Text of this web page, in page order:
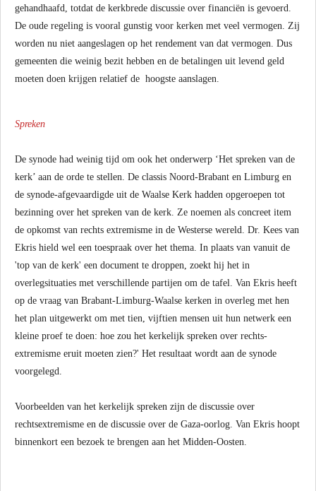
gehandhaafd, totdat de kerkbrede discussie over financiën is gevoerd.
De oude regeling is vooral gunstig voor kerken met veel vermogen. Zij
worden nu niet aangeslagen op het rendement van dat vermogen. Dus
gemeenten die weinig bezit hebben en de betalingen uit levend geld
moeten doen krijgen relatief de hoogste aanslagen.
Spreken
De synode had weinig tijd om ook het onderwerp ‘Het spreken van de
kerk’ aan de orde te stellen. De classis Noord-Brabant en Limburg en
de synode-afgevaardigde uit de Waalse Kerk hadden opgeroepen tot
bezinning over het spreken van de kerk. Ze noemen als concreet item
de opkomst van rechts extremisme in de Westerse wereld. Dr. Kees van
Ekris hield wel een toespraak over het thema. In plaats van vanuit de
'top van de kerk' een document te droppen, zoekt hij het in
overlegsituaties met verschillende partijen om de tafel. Van Ekris heeft
op de vraag van Brabant-Limburg-Waalse kerken in overleg met hen
het plan uitgewerkt om met tien, vijftien mensen uit hun netwerk een
kleine proef te doen: hoe zou het kerkelijk spreken over rechts-
extremisme eruit moeten zien?' Het resultaat wordt aan de synode
voorgelegd.
Voorbeelden van het kerkelijk spreken zijn de discussie over
rechtsextremisme en de discussie over de Gaza-oorlog. Van Ekris hoopt
binnenkort een bezoek te brengen aan het Midden-Oosten.